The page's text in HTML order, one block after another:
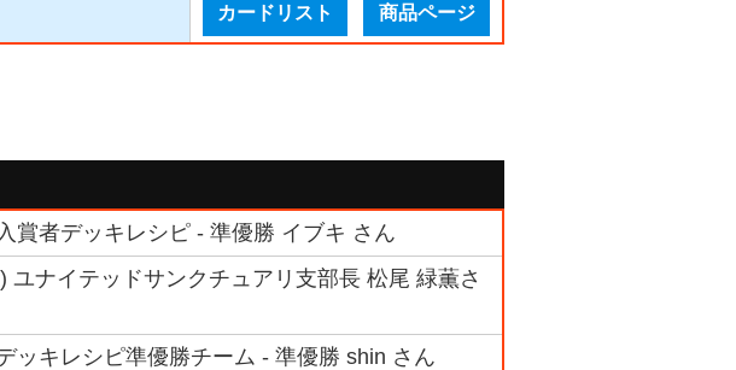
カードリスト 商品ページ
賞者デッキレシピ - 準優勝 イブキ さん
ナイテッドサンクチュアリ支部長 松尾 緑薫さ
ッキレシピ準優勝チーム - 準優勝 shin さん